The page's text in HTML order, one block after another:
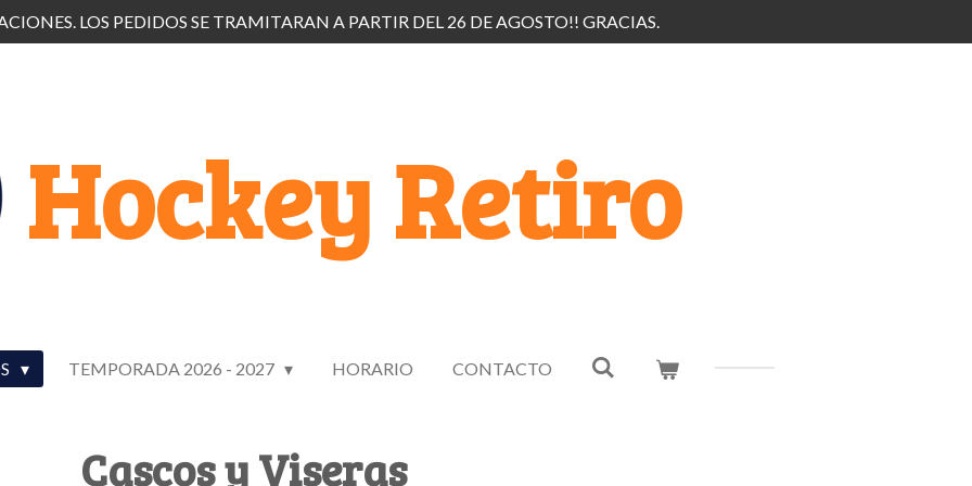
LOS PEDIDOS SE TRAMITARAN A PARTIR DEL 26 DE AGOSTO!! GRACIAS.
Hockey Retiro
TEMPORADA 2026 - 2027 HORARIO CONTACTO
Cascos y Viseras